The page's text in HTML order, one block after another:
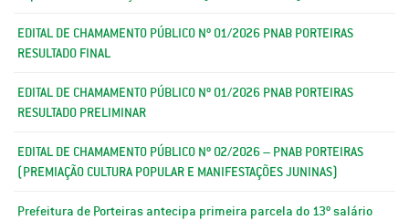
EDITAL DE CHAMAMENTO PÚBLICO Nº 01/2026 PNAB PORTEIRAS
RESULTADO FINAL
EDITAL DE CHAMAMENTO PÚBLICO Nº 01/2026 PNAB PORTEIRAS
RESULTADO PRELIMINAR
EDITAL DE CHAMAMENTO PÚBLICO Nº 02/2026 – PNAB PORTEIRAS
(PREMIAÇÃO CULTURA POPULAR E MANIFESTAÇÕES JUNINAS)
Prefeitura de Porteiras antecipa primeira parcela do 13º salário